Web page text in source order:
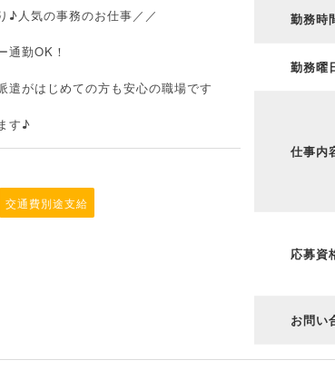
♪人気の事務のお仕事／／
通勤OK！
がはじめての方も安心の職場です
す♪
交通費別途支給
勤務時
勤務曜
仕事内
応募資
お問い